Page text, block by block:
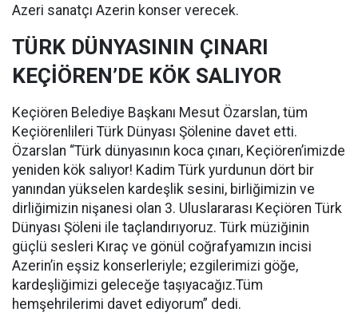
Azeri sanatçı Azerin konser verecek.
TÜRK DÜNYASININ ÇINARI
KEÇİÖREN’DE KÖK SALIYOR
Keçiören Belediye Başkanı Mesut Özarslan, tüm
Keçiörenlileri Türk Dünyası Şölenine davet etti.
Özarslan “Türk dünyasının koca çınarı, Keçiören’imizde
yeniden kök salıyor! Kadim Türk yurdunun dört bir
yanından yükselen kardeşlik sesini, birliğimizin ve
dirliğimizin nişanesi olan 3. Uluslararası Keçiören Türk
Dünyası Şöleni ile taçlandırıyoruz. Türk müziğinin
güçlü sesleri Kıraç ve gönül coğrafyamızın incisi
Azerin’in eşsiz konserleriyle; ezgilerimizi göğe,
kardeşliğimizi geleceğe taşıyacağız.Tüm
hemşehrilerimi davet ediyorum” dedi.